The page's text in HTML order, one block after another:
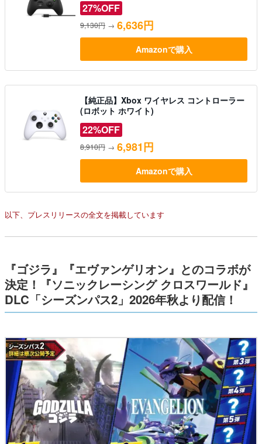
27%OFF
9,130円 → 6,636円
Amazonで購入
【純正品】Xbox ワイヤレス コントローラー
(ロボット ホワイト)
22%OFF
8,910円 → 6,981円
Amazonで購入
以下、プレスリリースの全文を掲載しています
『ゴジラ』『エヴァンゲリオン』とのコラボが
決定！『ソニックレーシング クロスワールド』
DLC「シーズンパス2」2026年秋より配信！